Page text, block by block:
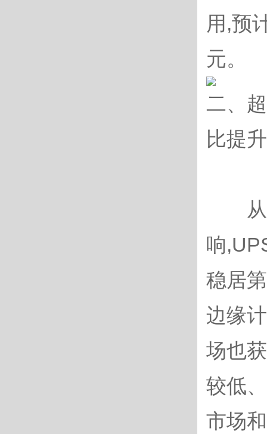
用,预
元。
二、
比提
从功
响
稳居
边缘
场也
较低
市场